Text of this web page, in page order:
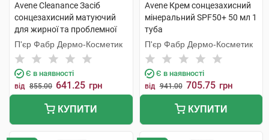
Avene Cleanance Засіб
сонцезахисний матуючий
для жирної та проблемної
шкіри SPF50+ 50 мл 1
флакон
П'єр Фабр Дермо-Косметик
Є в наявності
від 855.00 641.25 грн
КУПИТИ
Avene Крем сонцезахисний
мінеральний SPF50+ 50 мл 1
туба
П'єр Фабр Дермо-Косметик
Є в наявності
від 941.00 705.75 грн
КУПИТИ